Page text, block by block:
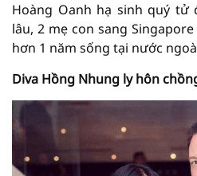
Hoàng Oanh hạ sinh quý tử
lâu, 2 mẹ con sang
hơn 1 năm sống tại nước
Diva Hồng Nhung ly hôn